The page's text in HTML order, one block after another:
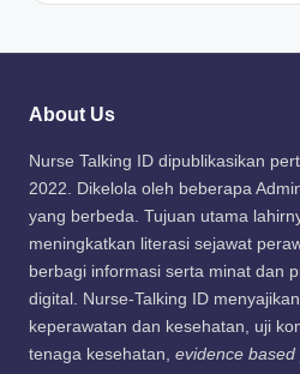
About Us
Nurse Talking ID dipublikasikan
2022. Dikelola oleh beberapa
yang berbeda. Tujuan utama
meningkatkan literasi sejawat
berbagi informasi serta minat dan
digital. Nurse-Talking ID
keperawatan dan kesehatan, uji
tenaga kesehatan, evidence based